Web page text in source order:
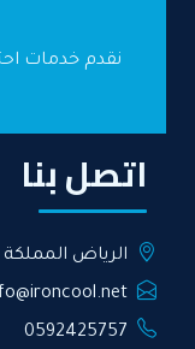
نقدم خدمات
اتصل بنا
الرياض
0592425757